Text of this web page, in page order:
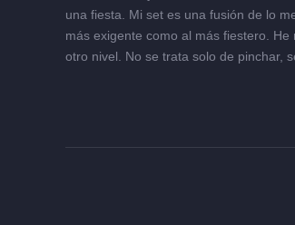
una fiesta. Mi set es una fusión de lo
más exigente como al más fiestero.
otro nivel. No se trata solo de pinchar,